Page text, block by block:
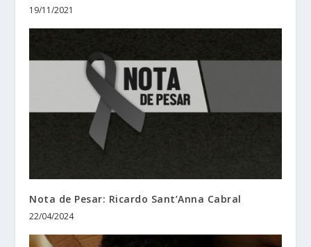
19/11/2021
Nota de Pesar: Ricardo Sant’Anna Cabral
22/04/2024